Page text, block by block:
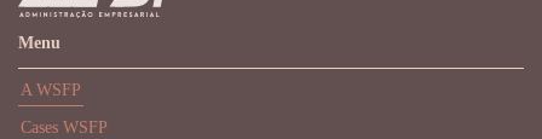
Menu
A WSFP
Cases WSFP